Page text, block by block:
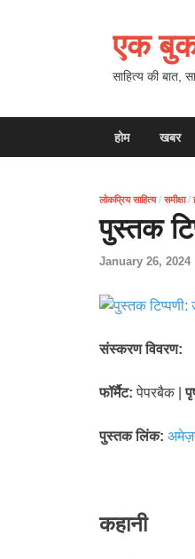
एक
साहित्य की बात,
होम खबर
लोकप्रिय साहित्य/ समीक्षा/
पुस्तक
January 26, 2024
संस्करण विवरण:
फॉर्मैट: पेपरबैक |
पुस्तक लिंक:
कहानी